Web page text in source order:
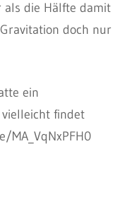
als die Hälfte damit
doch nur
ein
findet
MA_VqNxPFH0